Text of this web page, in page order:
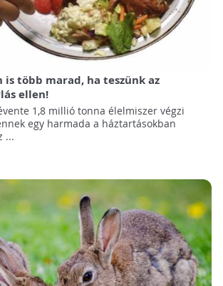
is több marad, ha teszünk az
ellen!
1,8 millió tonna élelmiszer végzi
egy harmada a háztartásokban
...